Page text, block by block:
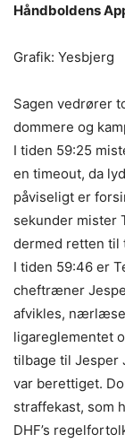
Håndboldens
Grafik: Yesbjerg
Sagen vedrører
dommere og
I tiden 59:25
en timeout, da
påviseligt er
sekunder mister
dermed retten til
I tiden 59:46 er
cheftræner
afvikles,
ligareglementet
tilbage til Jesper
var berettiget.
straffekast, som
DHF’s